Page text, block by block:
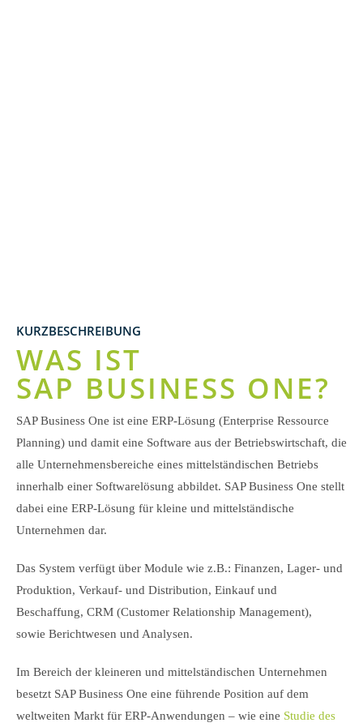
KURZBESCHREIBUNG
WAS IST
SAP BUSINESS ONE?
SAP Business One ist eine ERP-Lösung (Enterprise Ressource
Planning) und damit eine Software aus der Betriebswirtschaft, die
alle Unternehmensbereiche eines mittelständischen Betriebs
innerhalb einer Softwarelösung abbildet. SAP Business One stellt
dabei eine ERP-Lösung für kleine und mittelständische
Unternehmen dar.
Das System verfügt über Module wie z.B.: Finanzen, Lager- und
Produktion, Verkauf- und Distribution, Einkauf und
Beschaffung, CRM (Customer Relationship Management),
sowie Berichtwesen und Analysen.
Im Bereich der kleineren und mittelständischen Unternehmen
besetzt SAP Business One eine führende Position auf dem
weltweiten Markt für ERP-Anwendungen – wie eine Studie des